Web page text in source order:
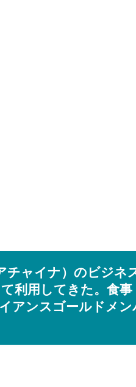
チャイナ）のビジネ
利用してきた。食事
アンスゴールドメン